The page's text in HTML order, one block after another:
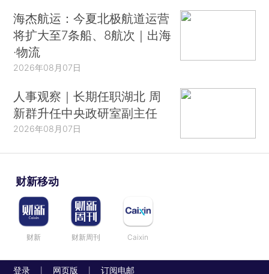
海杰航运：今夏北极航道运营
将扩大至7条船、8航次｜出海
·物流
2026年08月07日
人事观察｜长期任职湖北 周
新群升任中央政研室副主任
2026年08月07日
财新移动
财新 财新周刊 Caixin
登录 网页版 订阅电邮